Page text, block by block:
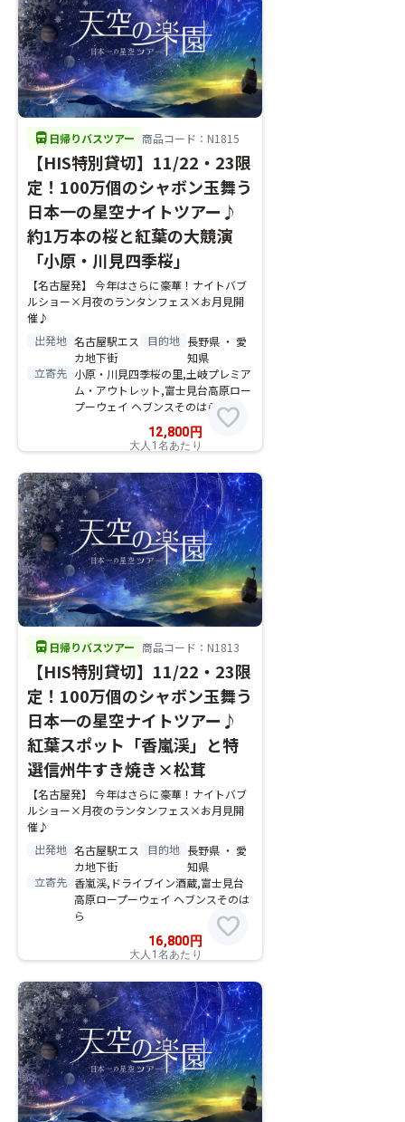
directions_bus 日帰りバスツアー 商品コード：N1815
【HIS特別貸切】11/22・23限
定！100万個のシャボン玉舞う
日本一の星空ナイトツアー♪
約1万本の桜と紅葉の大競演
「小原・川見四季桜」
【名古屋発】 今年はさらに豪華！ナイトバブ
ルショー×月夜のランタンフェス×お月見開
催♪
出発地 名古屋駅エス
カ地下街
目的地 長野県 ・ 愛
知県
立寄先 小原・川見四季桜の里,土岐プレミア
ム・アウトレット,富士見台高原ロー
プーウェイ ヘブンスそのはら
12,800 円
大人1名あたり
favorite
directions_bus 日帰りバスツアー 商品コード：N1813
【HIS特別貸切】11/22・23限
定！100万個のシャボン玉舞う
日本一の星空ナイトツアー♪
紅葉スポット「香嵐渓」と特
選信州牛すき焼き×松茸
【名古屋発】 今年はさらに豪華！ナイトバブ
ルショー×月夜のランタンフェス×お月見開
催♪
出発地 名古屋駅エス
カ地下街
目的地 長野県 ・ 愛
知県
立寄先 香嵐渓,ドライブイン酒蔵,富士見台
高原ロープーウェイ ヘブンスそのは
ら
16,800 円
大人1名あたり
favorite